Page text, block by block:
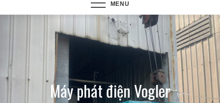
MENU
Máy phát điện Vogler